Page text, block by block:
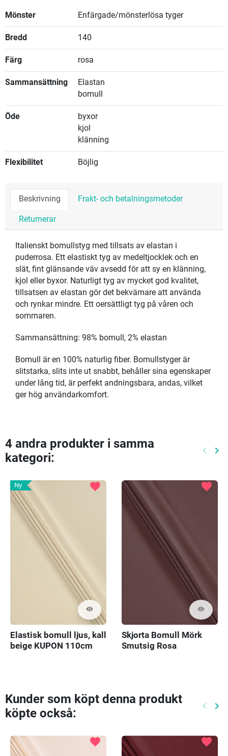
Mönster Enfärgade/mönsterlösa tyger
Bredd 140
Färg rosa
Sammansättning
Elastan
bomull
Öde
byxor
kjol
klänning
Flexibilitet Böjlig
Beskrivning Frakt- och betalningsmetoder
Returnerar
Italienskt bomullstyg med tillsats av elastan i
puderrosa. Ett elastiskt tyg av medeltjocklek och en
slät, fint glänsande väv avsedd för att sy en klänning,
kjol eller byxor. Naturligt tyg av mycket god kvalitet,
tillsatsen av elastan gör det bekvämare att använda
och rynkar mindre. Ett oersättligt tyg på våren och
sommaren.
Sammansättning: 98% bomull, 2% elastan
Bomull är en 100% naturlig fiber. Bomullstyger är
slitstarka, slits inte ut snabbt, behåller sina egenskaper
under lång tid, är perfekt andningsbara, andas, vilket
ger hög användarkomfort.
4 andra produkter i samma
kategori:
keyboard_arrow_left keyboard_arrow_right
Ny
visibility
favorite
Elastisk bomull ljus, kall
beige KUPON 110cm
visibility
favorite
Skjorta Bomull Mörk
Smutsig Rosa
Kunder som köpt denna produkt
köpte också:
keyboard_arrow_left keyboard_arrow_right
favorite favorite